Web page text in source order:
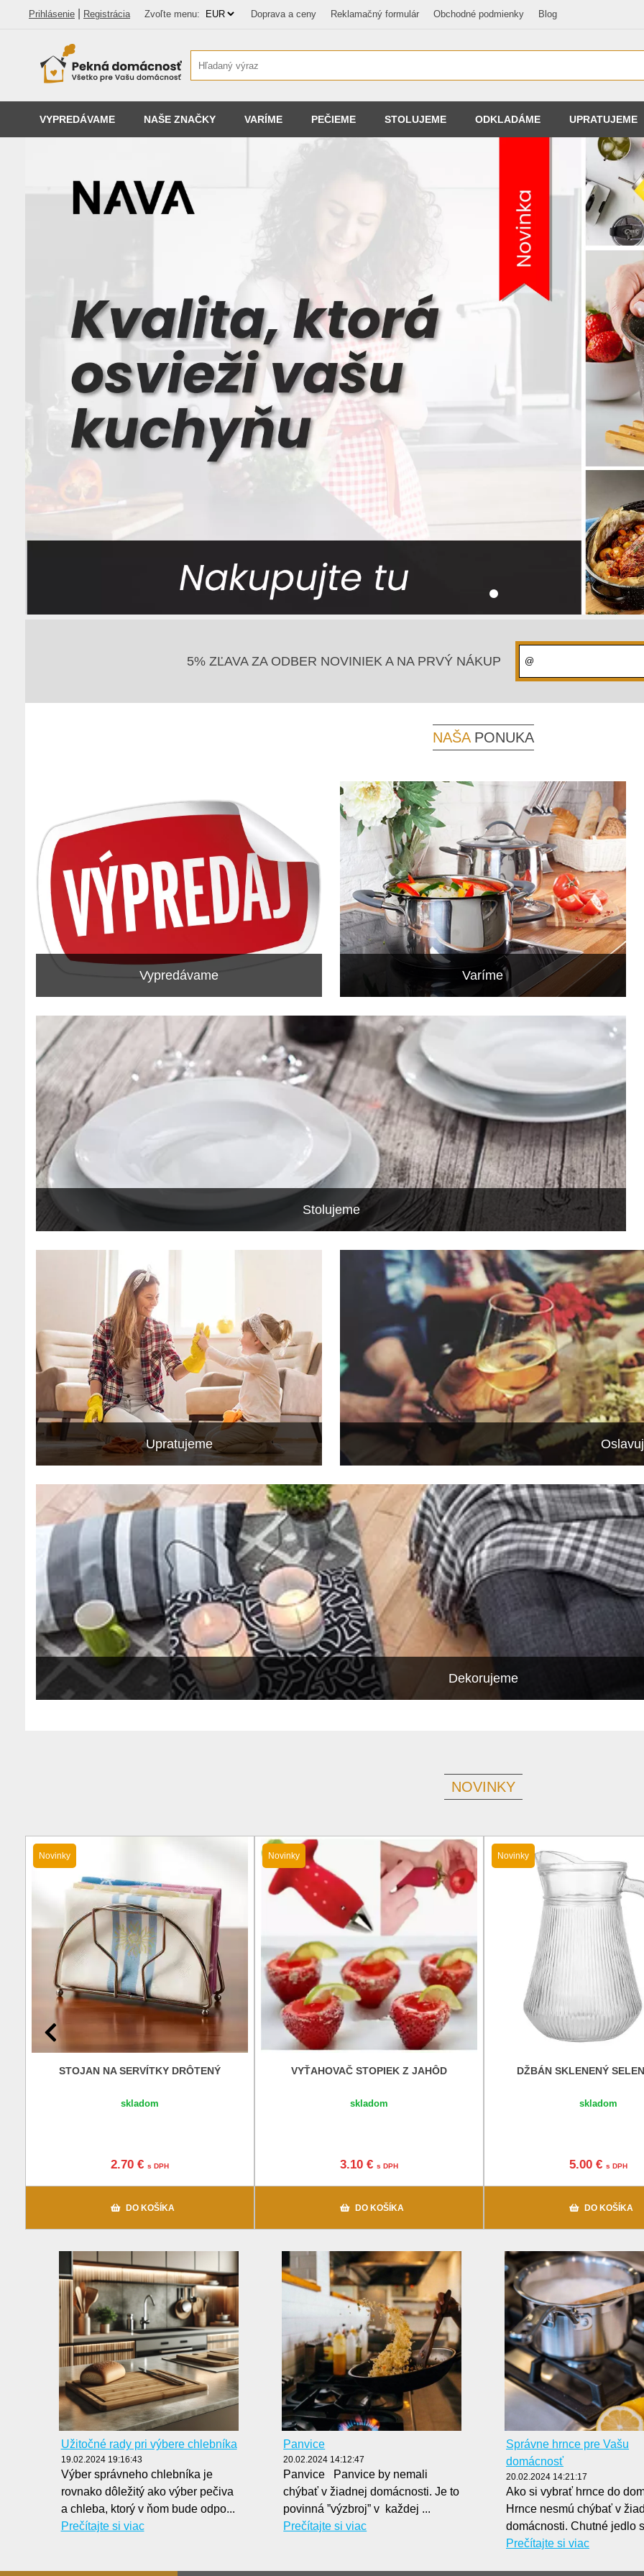
Prihlásenie Registrácia Zvoľte menu: Doprava a ceny Reklamačný formulár Obchodné podmienky Blog
VYPREDÁVAME NAŠE ZNAČKY VARÍME PEČIEME STOLUJEME ODKLADÁME UPRATUJEME
5% ZĽAVA ZA ODBER NOVINIEK A NA PRVÝ NÁKUP
NAŠA PONUKA
Vypredávame Varíme
Stolujeme
Upratujeme
Dekorujeme
NOVINKY
Novinky
STOJAN NA SERVÍTKY DRÔTENÝ
skladom
2.70 € s DPH
DO KOŠÍKA
Novinky
VYŤAHOVAČ STOPIEK Z JAHÔD
skladom
3.10 € s DPH
DO KOŠÍKA
Novinky
DŽBÁN SKLENENÝ
skladom
5.00 € s DPH
DO KOŠÍKA
Užitočné rady pri výbere chlebníka
19.02.2024 19:16:43
Výber správneho chlebníka je
rovnako dôležitý ako výber pečiva
a chleba, ktorý v ňom bude odpo...
Prečítajte si viac
Panvice
20.02.2024 14:12:47
Panvice Panvice by nemali
chýbať v žiadnej domácnosti. Je to
povinná ”výzbroj” v každej ...
Prečítajte si viac
Správne hrnce pre Vašu
domácnosť
20.02.2024 14:21:17
Ako si vybrať hrnce do
Hrnce nesmú chýbať v
domácnosti. Chutné jedlo
Prečítajte si viac